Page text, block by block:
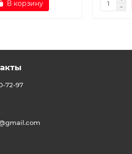
В корзину
72-97